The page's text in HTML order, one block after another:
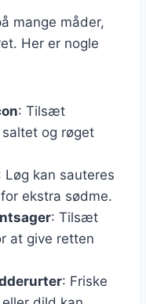
mange måder,
Her er nogle
: Tilsæt
og røget
Løg kan sauteres
ekstra sødme.
: Tilsæt
at give retten
: Friske